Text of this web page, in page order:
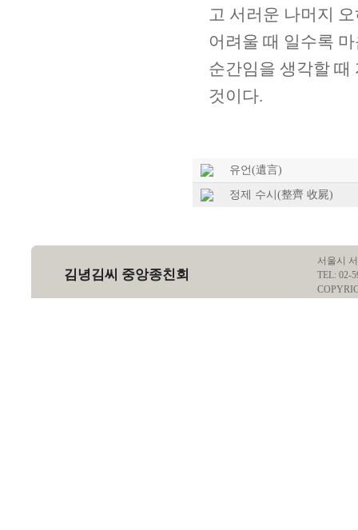
고 서러운 나머지
어려울 때 일수록
순간임을 생각할 때
것이다.
유언(遺言)
정제 수시(整齊 收屍)
김녕김씨 중앙종친회
서울시
TEL: 02-